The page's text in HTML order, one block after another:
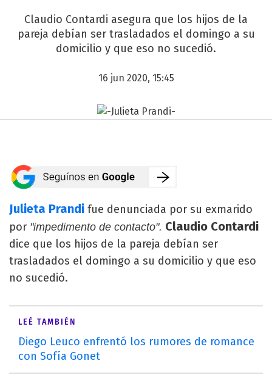
Claudio Contardi asegura que los hijos de la
pareja debían ser trasladados el domingo a su
domicilio y que eso no sucedió.
16 jun 2020, 15:45
Julieta Prandi fue denunciada por su exmarido
por "impedimento de contacto". Claudio Contardi
dice que los hijos de la pareja debían ser
trasladados el domingo a su domicilio y que eso
no sucedió.
LEÉ TAMBIÉN
Diego Leuco enfrentó los rumores de romance
con Sofía Gonet